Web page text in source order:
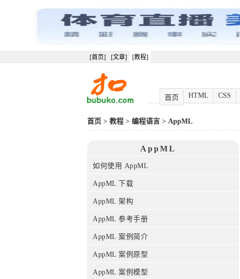
[首页] [文章] [教程]
首页 HTML CSS
首页 > 教程 > 编程语言 > AppML
AppML
如何使用 AppML
AppML 下载
AppML 架构
AppML 参考手册
AppML 案例简介
AppML 案例原型
AppML 案例模型